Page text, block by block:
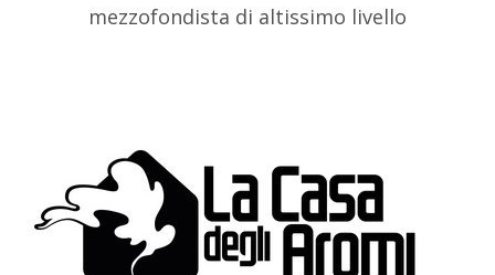
mezzofondista di altissimo livello